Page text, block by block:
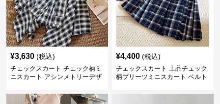
¥3,630 (税込)
チェックスカート チェック柄ミ
ニスカート アシンメトリーデザ
¥4,400 (税込)
チェックスカート 上品チェック
柄プリーツミニスカート ベルト